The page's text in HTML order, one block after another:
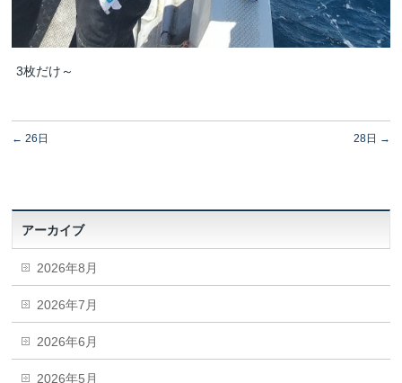
3枚だけ～
← 26日 28日 →
アーカイブ
2026年8月
2026年7月
2026年6月
2026年5月